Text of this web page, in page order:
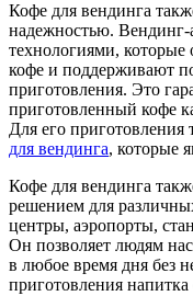
Кофе для вендинга
надежностью.
технологиями, которые
кофе и поддерживают
приготовления. Это
приготовленный кофе
Для его приготовления
для вендинга, которые
Кофе для вендинга
решением для
центры, аэропорты,
Он позволяет людям
в любое время дня без
приготовления напитка